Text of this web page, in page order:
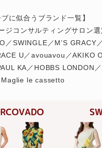
ブに似合うブランド一覧】
ジコンサルティングサロン選
／SWINGLE／M’S GRACY
U／avouavou／AKIKO
KA／HOBBS LONDON
Maglie le cassetto